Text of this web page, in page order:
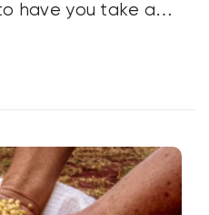
have you take a
you’re only